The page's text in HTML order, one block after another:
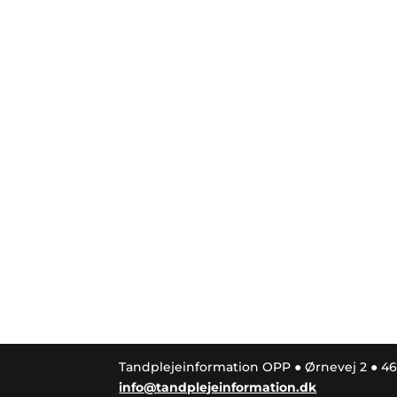
Tandplejeinformation OPP ● Ørnevej 2 ●
info@tandplejeinformation.dk